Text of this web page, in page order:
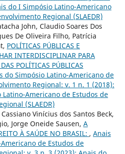
do I Simpósio Latino-Americano
Regional (SLAEDR)
John, Claudio Soares Dos
De Oliveira Filho, Patrícia
POLÍTICAS PÚBLICAS E
INTERDISCIPLINAR PARA
POLÍTICAS PÚBLICAS
do Simpósio Latino-Americano de
Regional: v. 1 n. 1 (2018):
Americano de Estudos de
(SLAEDR)
Vinícius dos Santos Beck,
Jorge Oneide Sausen, A
À SAÚDE NO BRASIL: , Anais
de Estudos de